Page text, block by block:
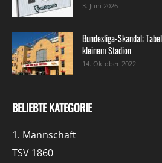
3. Juni 2026
Bundesliga-Skandal:
kleinem Stadion
14. Oktober 2022
BELIEBTE KATEGORIE
1. Mannschaft
TSV 1860